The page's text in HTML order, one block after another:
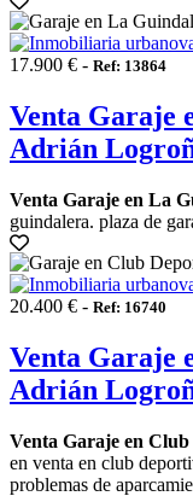
17.900 € - Ref: 13864
Venta Garaje
Adrián
Venta Garaje en La
guindalera. plaza de
20.400 € - Ref: 16740
Venta Garaje
Adrián
Venta Garaje en
en venta en club
problemas de